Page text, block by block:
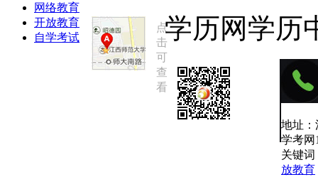
网络教育
开放教育
自学考试
点
击
可
查
看
学历网学历
地址：
学考网
关键词
放教育